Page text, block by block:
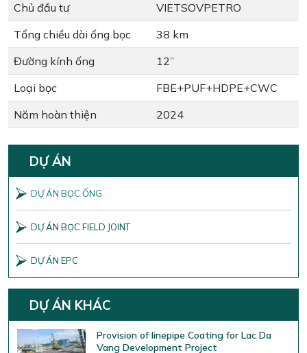
Chủ đầu tư
VIETSOVPETRO
Tổng chiều dài ống bọc
38 km
Đường kính ống
12’’
Loại bọc
FBE+PUF+HDPE+CWC
Năm hoàn thiện
2024
DỰ ÁN
DỰ ÁN BỌC ỐNG
DỰ ÁN BỌC FIELD JOINT
DỰ ÁN EPC
DỰ ÁN KHÁC
Provision of linepipe Coating for Lac Da
Vang Development Project